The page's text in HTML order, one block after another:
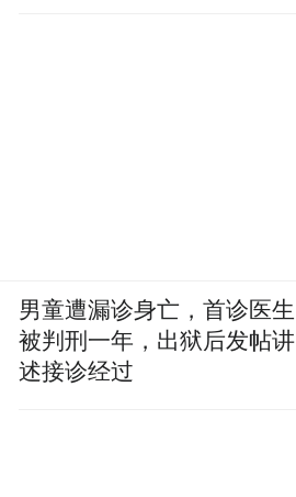
男童遭漏诊身亡，首诊医生
被判刑一年，出狱后发帖讲
述接诊经过